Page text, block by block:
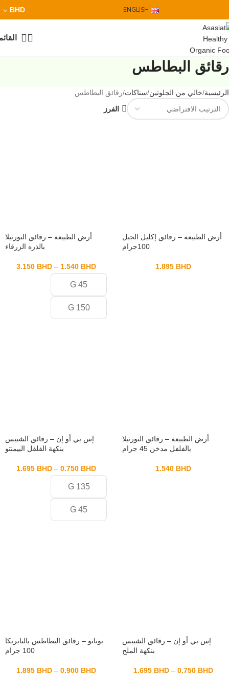
ENGLISH
BHD
رقائق البطاطس
الرئيسية خالي من الجلوتين سناكات رقائق البطاطس
الفرز
أرض الطبيعة – رقائق إكليل الجبل
100جرام
1.895 BHD
أرض الطبيعة – رقائق التورتيلا
بالذره الزرقاء
1.540 BHD
–
3.150 BHD
45 G
150 G
أرض الطبيعة – رقائق التورتيلا
بالفلفل مدخن 45 جرام
1.540 BHD
إس بي أو إن – رقائق الشيبس
بنكهة الفلفل البيمنتو
0.750 BHD
–
1.695 BHD
135 G
45 G
إس بي أو إن – رقائق الشيبس
بنكهة الملح
0.750 BHD
–
1.695 BHD
بوناتو – رقائق البطاطس بالبابريكا
100 جرام
0.900 BHD
–
1.895 BHD